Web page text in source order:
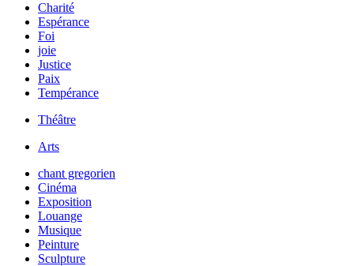
Charité
Espérance
Foi
joie
Justice
Paix
Tempérance
Théâtre
Arts
chant gregorien
Cinéma
Exposition
Louange
Musique
Peinture
Sculpture